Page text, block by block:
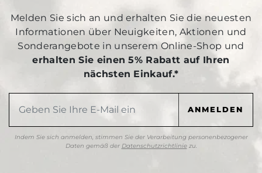
Melden Sie sich an und erhalten Sie die neuesten
Informationen über Neuigkeiten, Aktionen und
Sonderangebote in unserem Online-Shop und
erhalten Sie einen 5% Rabatt auf Ihren
nächsten Einkauf.*
Indem Sie sich anmelden, stimmen Sie der Verarbeitung personenbezogener
Daten gemäß der Datenschutzrichtliniezu.